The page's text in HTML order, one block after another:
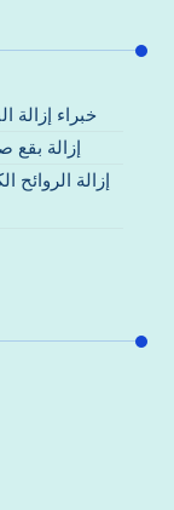
خبراء إزالة
إزالة
إزالة